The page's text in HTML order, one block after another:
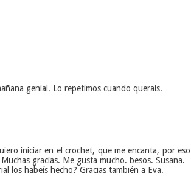
genial. Lo repetimos cuando querais.
iniciar en el crochet, que me encanta, por eso
gracias. Me gusta mucho. besos. Susana.
los habeís hecho? Gracias también a Eva.